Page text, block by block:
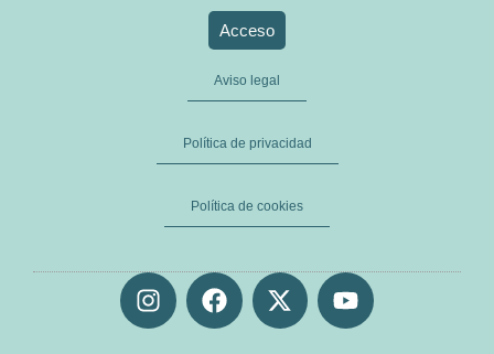
Acceso
Aviso legal
Política de privacidad
Política de cookies